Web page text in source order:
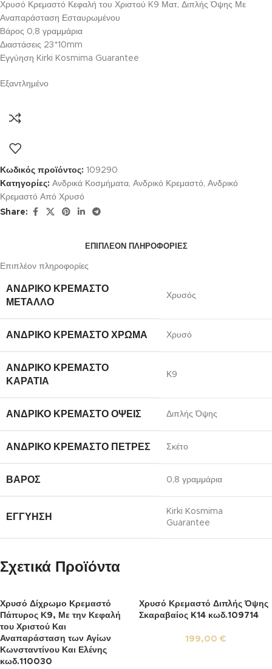
Χρυσό Κρεμαστό Κεφαλή του Χριστού K9 Ματ, Διπλής Όψης Με
Αναπαράσταση Εσταυρωμένου
Bάρος 0,8 γραμμάρια
Διαστάσεις 23*10mm
Εγγύηση Kirki Kosmima Guarantee
Εξαντλημένο
Κωδικός προϊόντος: 109290
Κατηγορίες: Ανδρικά Κοσμήματα, Ανδρικό Κρεμαστό, Ανδρικό
Κρεμαστό Από Χρυσό
Share:
ΕΠΙΠΛΈΟΝ ΠΛΗΡΟΦΟΡΊΕΣ
Επιπλέον πληροφορίες
ΑΝΔΡΙΚΌ ΚΡΕΜΑΣΤΌ
ΜΈΤΑΛΛΟ
Χρυσός
ΑΝΔΡΙΚΌ ΚΡΕΜΑΣΤΌ ΧΡΏΜΑ Χρυσό
ΑΝΔΡΙΚΌ ΚΡΕΜΑΣΤΌ
ΚΑΡΆΤΙΑ
Κ9
ΑΝΔΡΙΚΌ ΚΡΕΜΑΣΤΌ ΌΨΕΙΣ Διπλής Όψης
ΑΝΔΡΙΚΌ ΚΡΕΜΑΣΤΌ ΠΈΤΡΕΣ Σκέτο
ΒΆΡΟΣ 0,8 γραμμάρια
ΕΓΓΎΗΣΗ
Kirki Kosmima
Guarantee
Σχετικά Προϊόντα
Χρυσό Δίχρωμο Κρεμαστό
Πάπυρος Κ9, Με την Κεφαλή
του Χριστού Και
Αναπαράσταση των Αγίων
Κωνσταντίνου Και Ελένης
κωδ.110030
Χρυσό Κρεμαστό Διπλής Όψης
Σκαραβαίος K14 κωδ.109714
199,00 €